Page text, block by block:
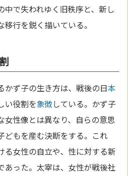
中で失われゆく旧秩序と、新し
行を鋭く描いている。
かず子の生き方は、戦後の日本
い役割を象徴している。かず子
女性像とは異なり、自らの意思
どもを産む決断をする。これ
る女性の自立や、性に対する新
あった。太宰は、女性が戦後社